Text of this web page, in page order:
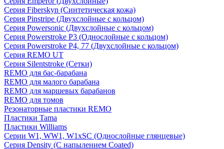
Серия Fiberskyn (Синтетическая кожа)
Серия Pinstripe (Двухслойные с кольцом)
Серия Powersonic (Двухслойные с кольцом)
Серия Powerstroke P3 (Однослойные с кольцом)
Серия Powerstroke P4, 77 (Двухслойные с кольцом)
Серия REMO UT
Серия Silentstroke (Сетки)
REMO для бас-барабана
REMO для малого барабана
REMO для маршевых барабанов
REMO для томов
Резонаторные пластики REMO
Пластики Tama
Пластики Williams
Серии W1, WW1, W1xSC (Однослойные глянцевые)
Серия Density (C напылением Coated)